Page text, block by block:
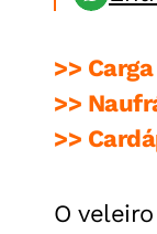
>>
>>
>>
O